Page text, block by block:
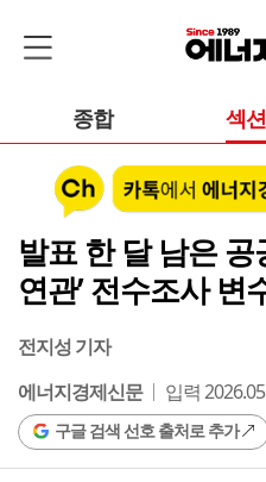
종합 섹
발표 한 달 남은
연관’ 전수조사 변
전지성 기자
에너지경제신문
입력
구글 검색 선호 출처로 추가